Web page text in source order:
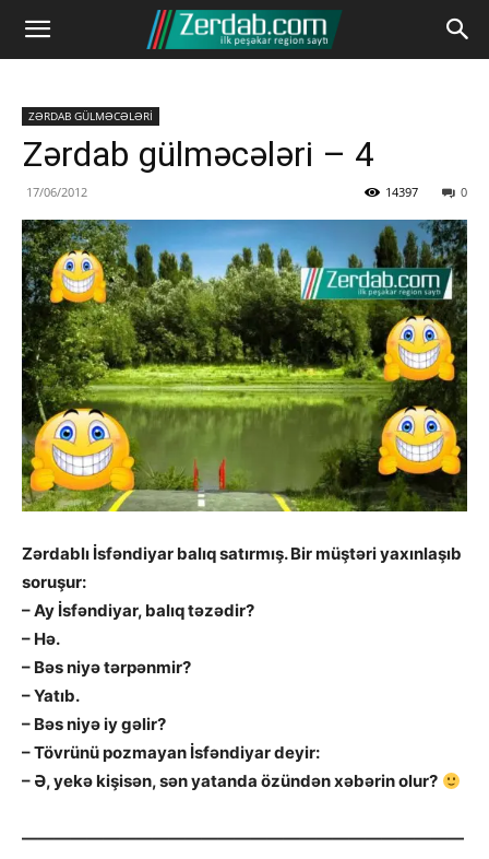
ZƏRDAB GÜLMƏCƏLƏRİ
Zərdab gülməcələri – 4
17/06/2012 0
14397
Zərdablı İsfəndiyar balıq satırmış. Bir müştəri yaxınlaşıb
soruşur:
– Ay İsfəndiyar, balıq təzədir?
– Hə.
– Bəs niyə tərpənmir?
– Yatıb.
– Bəs niyə iy gəlir?
– Tövrünü pozmayan İsfəndiyar deyir:
– Ə, yekə kişisən, sən yatanda özündən xəbərin olur?
———————————————————————————